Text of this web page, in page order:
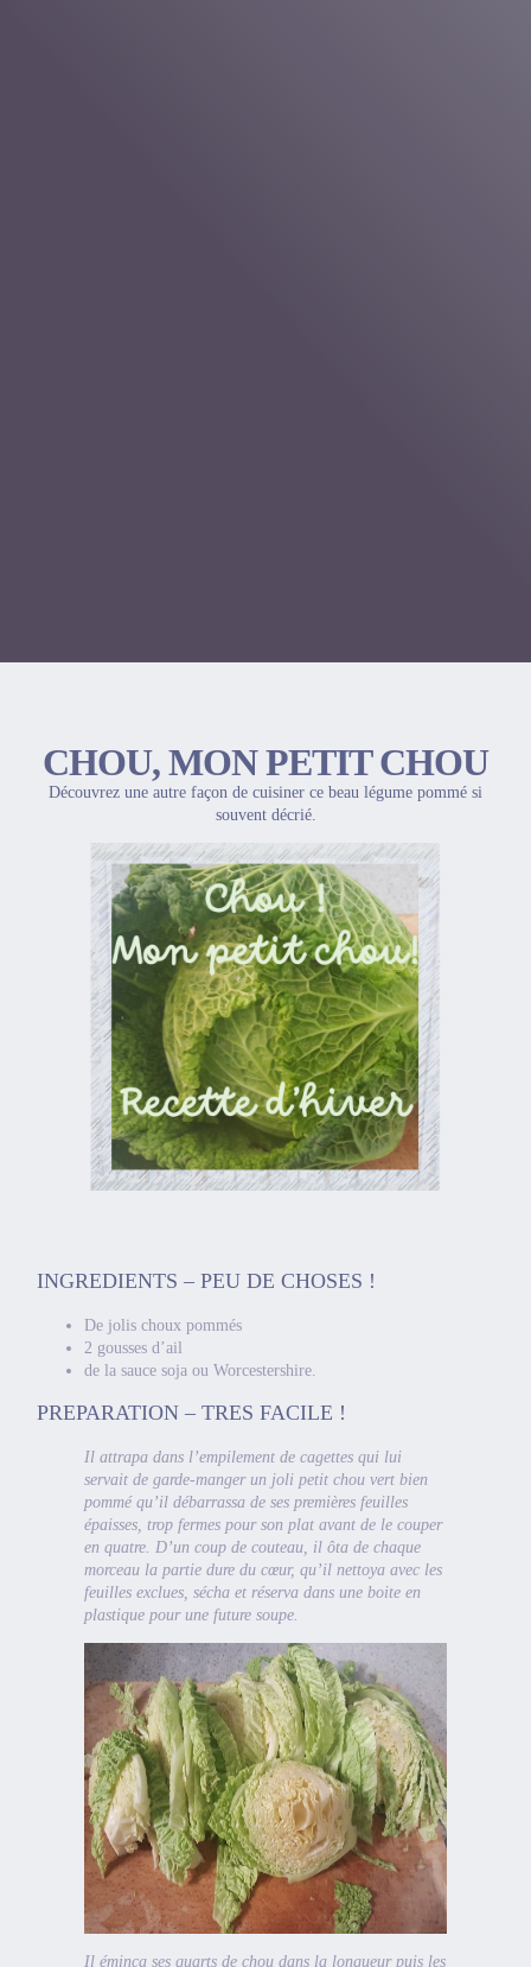
CHOU, MON PETIT CHOU
Découvrez une autre façon de cuisiner ce beau légume pommé si
souvent décrié.
INGREDIENTS – PEU DE CHOSES !
De jolis choux pommés
2 gousses d’ail
de la sauce soja ou Worcestershire.
PREPARATION – TRES FACILE !
Il attrapa dans l’empilement de cagettes qui lui
servait de garde-manger un joli petit chou vert bien
pommé qu’il débarrassa de ses premières feuilles
épaisses, trop fermes pour son plat avant de le couper
en quatre. D’un coup de couteau, il ôta de chaque
morceau la partie dure du cœur, qu’il nettoya avec les
feuilles exclues, sécha et réserva dans une boite en
plastique pour une future soupe.
Il éminça ses quarts de chou dans la longueur puis les